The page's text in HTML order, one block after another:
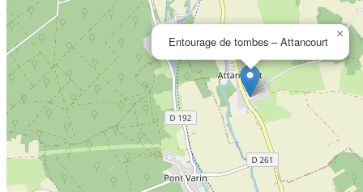
Entourage de tombes – Attancourt
×